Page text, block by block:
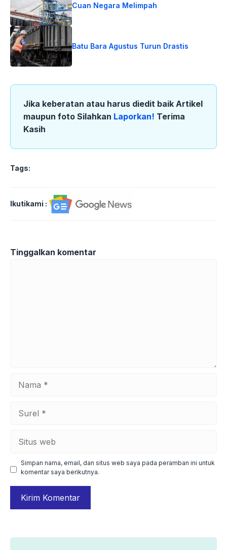
Cuan Negara Melimpah
Batu Bara Agustus Turun Drastis
Jika keberatan atau harus diedit baik Artikel
maupun foto Silahkan Laporkan! Terima
Kasih
Tags:
Ikutikami :
Tinggalkan komentar
Simpan nama, email, dan situs web saya pada peramban ini untuk
komentar saya berikutnya.